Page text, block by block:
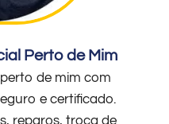
Perto de Mim
de mim com
e certificado.
reparos, troca de